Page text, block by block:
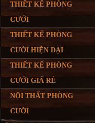
THIẾT KẾ PHÒNG
CƯỚI
THIẾT KẾ PHÒNG
CƯỚI HIỆN ĐẠI
THIẾT KẾ PHÒNG
CƯỚI GIÁ RẺ
NỘI THẤT PHÒNG
CƯỚI